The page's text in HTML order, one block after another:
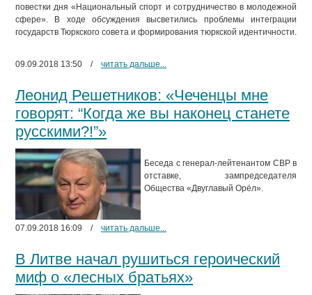
повестки дня «Национальный спорт и сотрудничество в молодежной
сфере». В ходе обсуждения высветились проблемы интеграции
государств Тюркского совета и формирования тюркской идентичности.
09.09.2018 13:50 / читать дальше...
Леонид Решетников: «Чеченцы мне
говорят: “Когда же вы наконец станете
русскими?!”»
Беседа с генерал-лейтенантом СВР в
отставке, зампредседателя
Общества «Двуглавый Орёл».
07.09.2018 16:09 / читать дальше...
В Литве начал рушиться героический
миф о «лесных братьях»